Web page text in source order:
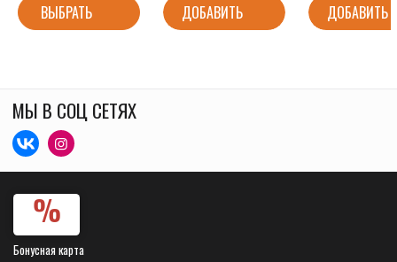
ВЫБРАТЬ ДОБАВИТЬ ДОБАВИТЬ
МЫ В СОЦ СЕТЯХ
Бонусная карта